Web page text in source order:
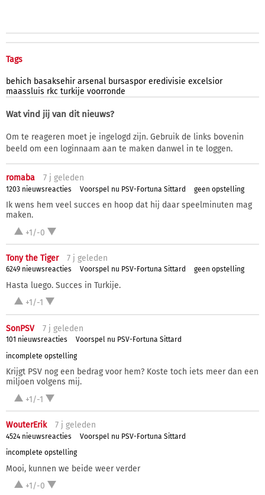
Tags
behich basaksehir arsenal bursaspor eredivisie excelsior
maassluis rkc turkije voorronde
Wat vind jij van dit nieuws?
Om te reageren moet je ingelogd zijn. Gebruik de links bovenin
beeld om een loginnaam aan te maken danwel in te loggen.
romaba 7 j geleden
1203 nieuwsreacties Voorspel nu PSV-Fortuna Sittard geen opstelling
Ik wens hem veel succes en hoop dat hij daar speelminuten mag
maken.
+1/-0
Tony the Tiger 7 j geleden
6249 nieuwsreacties Voorspel nu PSV-Fortuna Sittard geen opstelling
Hasta luego. Succes in Turkije.
+1/-1
SonPSV 7 j geleden
101 nieuwsreacties
Voorspel nu PSV-Fortuna Sittard
incomplete opstelling
Krijgt PSV nog een bedrag voor hem? Koste toch iets meer dan een
miljoen volgens mij.
+1/-1
WouterErik 7 j geleden
4524 nieuwsreacties
Voorspel nu PSV-Fortuna Sittard
incomplete opstelling
Mooi, kunnen we beide weer verder
+1/-0